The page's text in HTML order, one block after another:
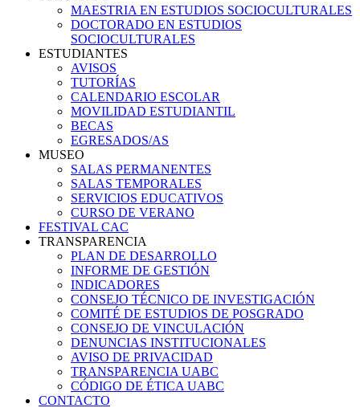
MAESTRIA EN ESTUDIOS SOCIOCULTURALES
DOCTORADO EN ESTUDIOS
SOCIOCULTURALES
ESTUDIANTES
AVISOS
TUTORÍAS
CALENDARIO ESCOLAR
MOVILIDAD ESTUDIANTIL
BECAS
EGRESADOS/AS
MUSEO
SALAS PERMANENTES
SALAS TEMPORALES
SERVICIOS EDUCATIVOS
CURSO DE VERANO
FESTIVAL CAC
TRANSPARENCIA
PLAN DE DESARROLLO
INFORME DE GESTIÓN
INDICADORES
CONSEJO TÉCNICO DE INVESTIGACIÓN
COMITÉ DE ESTUDIOS DE POSGRADO
CONSEJO DE VINCULACIÓN
DENUNCIAS INSTITUCIONALES
AVISO DE PRIVACIDAD
TRANSPARENCIA UABC
CÓDIGO DE ÉTICA UABC
CONTACTO